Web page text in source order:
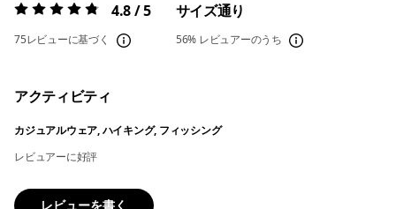
評価:4.8 / 5 4.8 / 5
75レビューに基づく
サイズ通り
56% レビュアーのうち
アクティビティ
カジュアルウェア, ハイキング, フィッシング
レビュアーに好評
レビューを書く